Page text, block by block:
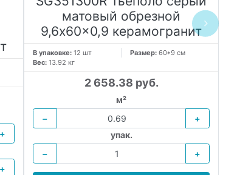
+
+
матовый обрезной
9,6x60x0,9 керамогранит
В упаковке: 12 шт Размер: 60*9 см
Вес: 13.92 кг
2 658.38 руб.
м²
−
+
упак.
−
+